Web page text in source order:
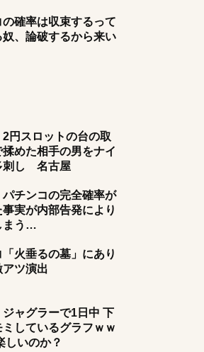
確率は収束するって
奴、論破するから来い
2円スロットの台の取
揉めた相手の男をナイ
刺し 名古屋
パチンコの完全確率が
事実が内部告発により
まう…
火垂るの墓」にあり
ツ演出
ジャグラーで1日中 下
ミしているグラフｗｗ
しいのか？